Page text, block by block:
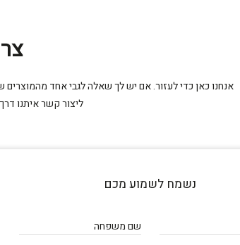
אנחנו כאן כדי לעזור. אם יש לך שאלה לגבי אחד
ליצור קשר איתנו
נשמח לשמוע מכם
שם משפחה